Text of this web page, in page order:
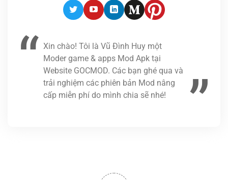
TwitterYoutubeLinkedInMediumPinterest
Xin chào! Tôi là Vũ Đình Huy một
Moder game & apps Mod Apk tại
Website GOCMOD. Các bạn ghé qua và
trải nghiệm các phiên bản Mod nâng
cấp miễn phí do mình chia sẽ nhé!